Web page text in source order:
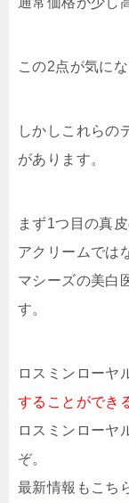
この2点が気にな
しかしこれらの
があります。
まず1つ目の真
アクリームでは
マシーズの美白
す。
ロスミンローヤ
することができ
ロスミンローヤ
ぞ。
最新情報もこち